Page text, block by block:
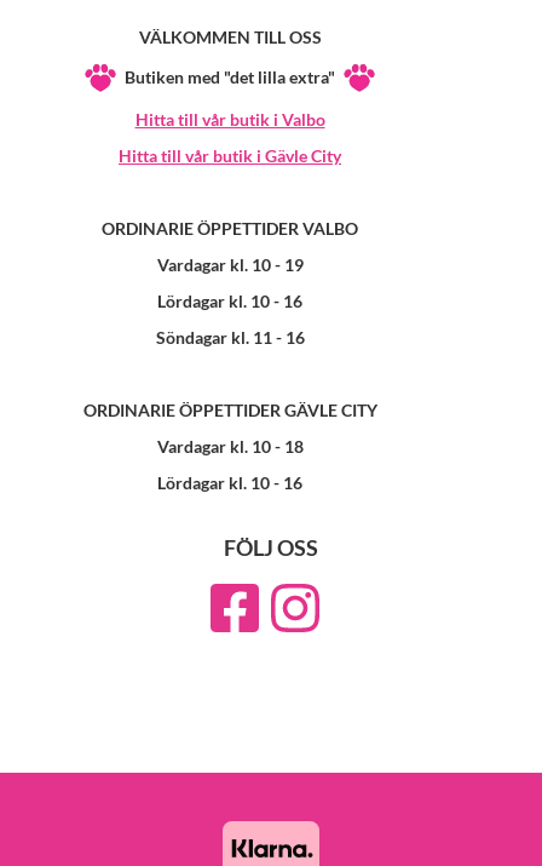
VÄLKOMMEN TILL OSS
Butiken med "det lilla extra"
Hitta till vår butik i Valbo
Hitta till vår butik i Gävle City
ORDINARIE ÖPPETTIDER VALBO
Vardagar kl. 10 - 19
Lördagar kl. 10 - 16
Söndagar kl. 11 - 16
ORDINARIE ÖPPETTIDER GÄVLE CITY
Vardagar kl. 10 - 18
Lördagar kl. 10 - 16
FÖLJ OSS